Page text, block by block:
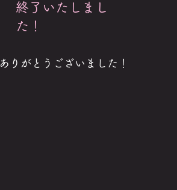
​終了いたしまし
た！
​ありがとうございました！